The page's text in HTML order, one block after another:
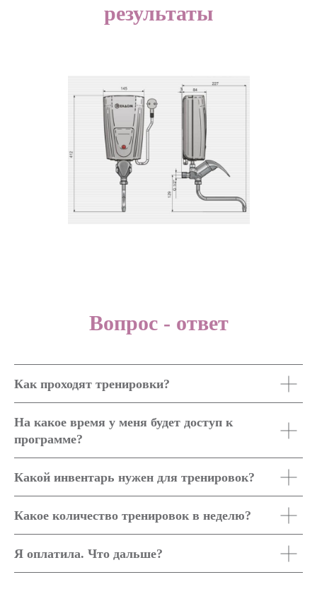
результаты
Вопрос - ответ
Как проходят тренировки?
На какое время у меня будет доступ к
программе?
Какой инвентарь нужен для тренировок?
Какое количество тренировок в неделю?
Я оплатила. Что дальше?